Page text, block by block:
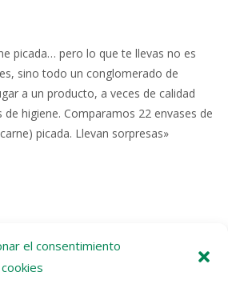
el consentimiento
picada… pero lo que te llevas no es
sino todo un conglomerado de
a un producto, a veces de calidad
higiene. Comparamos 22 envases de
picada. Llevan sorpresas»